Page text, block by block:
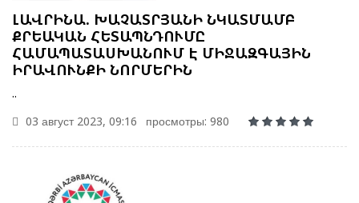
ԼԱՎՐԻՆԱ. ԽԱՉԱՏՐՅԱՆԻ ՆԿԱՏՄԱՄԲ
ՔՐԵԱԿԱՆ ՀԵՏԱՊՆԴՈՒՄԸ
ՀԱՄԱՊԱՏԱՍԽԱՆՈՒՄ Է ՄԻՋԱԶԳԱՅԻՆ
ԻՐԱՎՈՒՆՔԻ ՆՈՐՄԵՐԻՆ
..
03 август 2023, 09:16
просмотры: 980